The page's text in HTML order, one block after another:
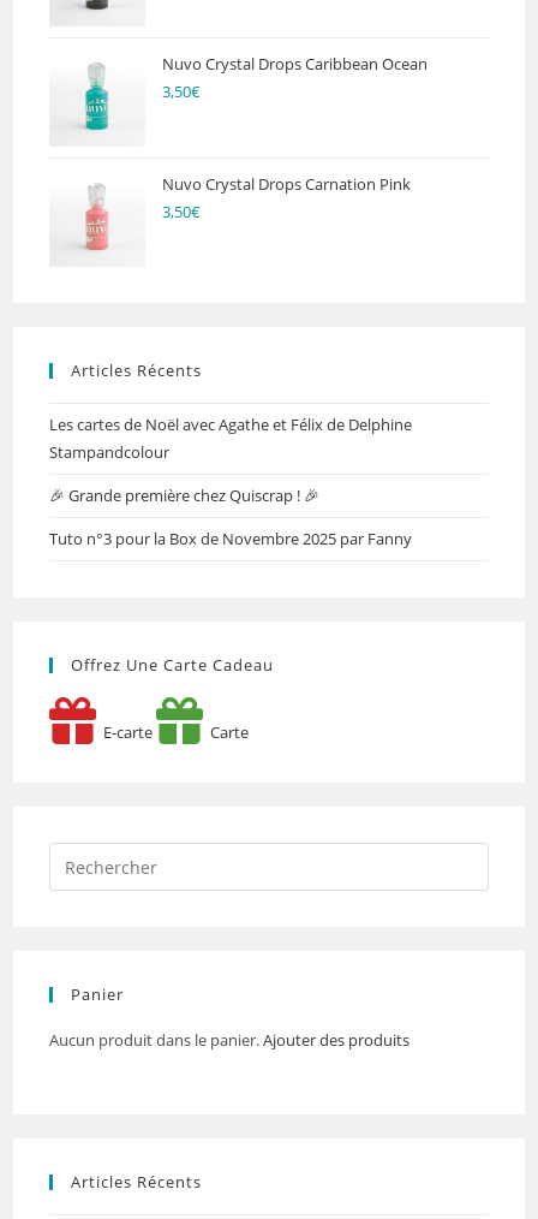
Nuvo Crystal Drops Caribbean Ocean
3,50€
Nuvo Crystal Drops Carnation Pink
3,50€
Articles Récents
Les cartes de Noël avec Agathe et Félix de Delphine
Stampandcolour
🎉 Grande première chez Quiscrap ! 🎉
Tuto n°3 pour la Box de Novembre 2025 par Fanny
Offrez Une Carte Cadeau
E-carte Carte
Panier
Aucun produit dans le panier.Ajouter des produits
Articles Récents